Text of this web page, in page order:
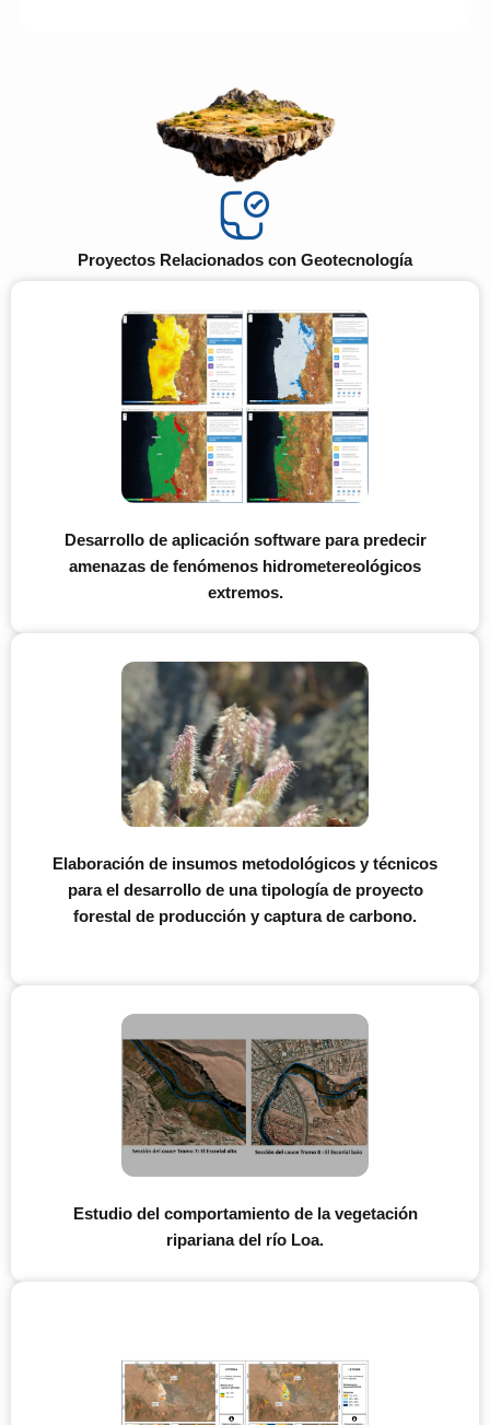
Proyectos Relacionados con Geotecnología
Desarrollo de aplicación software para predecir
amenazas de fenómenos hidrometereológicos
extremos.
Elaboración de insumos metodológicos y técnicos
para el desarrollo de una tipología de proyecto
forestal de producción y captura de carbono.
Estudio del comportamiento de la vegetación
ripariana del río Loa.